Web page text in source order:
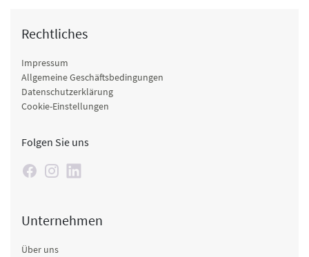
Rechtliches
Impressum
Allgemeine Geschäftsbedingungen
Datenschutzerklärung
Cookie-Einstellungen
Folgen Sie uns
Unternehmen
Über uns